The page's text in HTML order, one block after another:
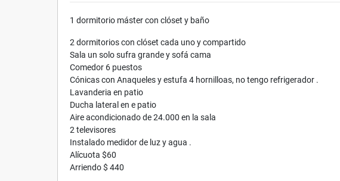
1 dormitorio máster con clóset y baño
2 dormitorios con clóset cada uno y compartido
Sala un solo sufra grande y sofá cama
Comedor 6 puestos
Cónicas con Anaqueles y estufa 4 hornilloas, no tengo refrigerador .
Lavanderia en patio
Ducha lateral en e patio
Aire acondicionado de 24.000 en la sala
2 televisores
Instalado medidor de luz y agua .
Alícuota $60
Arriendo $ 440